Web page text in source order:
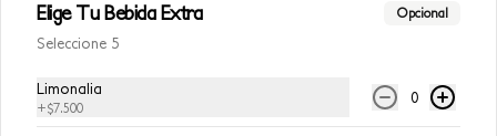
Conócenos
Términos y Condiciones Avocalia
Contacto
Elige Tu Bebida Extra Opcional
Seleccione 5
Limonalia
+$7.500
0